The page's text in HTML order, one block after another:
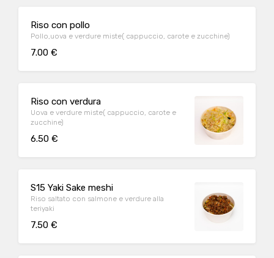
Riso con pollo
Pollo,uova e verdure miste( cappuccio, carote e zucchine)
7.00 €
Riso con verdura
Uova e verdure miste( cappuccio, carote e
zucchine)
6.50 €
S15 Yaki Sake meshi
Riso saltato con salmone e verdure alla
teriyaki
7.50 €